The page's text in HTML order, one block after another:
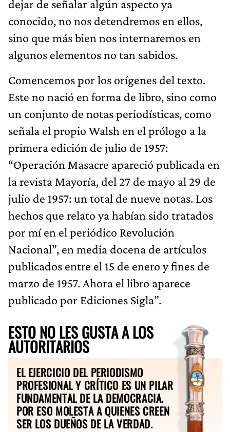
dejar de señalar algún aspecto ya
conocido, no nos detendremos en ellos,
sino que más bien nos internaremos en
algunos elementos no tan sabidos.
Comencemos por los orígenes del texto.
Este no nació en forma de libro, sino como
un conjunto de notas periodísticas, como
señala el propio Walsh en el prólogo a la
primera edición de julio de 1957:
“Operación Masacre apareció publicada en
la revista Mayoría, del 27 de mayo al 29 de
julio de 1957: un total de nueve notas. Los
hechos que relato ya habían sido tratados
por mí en el periódico Revolución
Nacional”, en media docena de artículos
publicados entre el 15 de enero y fines de
marzo de 1957. Ahora el libro aparece
publicado por Ediciones Sigla”.
ESTO NO LES GUSTA A LOS
AUTORITARIOS
EL EJERCICIO DEL PERIODISMO
PROFESIONAL Y CRÍTICO ES UN PILAR
FUNDAMENTAL DE LA DEMOCRACIA.
POR ESO MOLESTA A QUIENES CREEN
SER LOS DUEÑOS DE LA VERDAD.